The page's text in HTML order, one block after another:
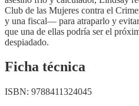
Club de las Mujeres contra el
y una fiscal— para atraparlo y
que una de ellas podría ser el
despiadado.
Ficha técnica
ISBN: 9788411324045